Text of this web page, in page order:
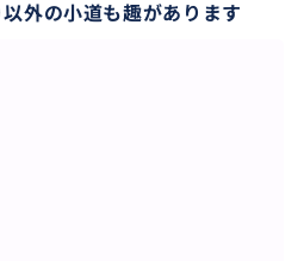
外の小道も趣があります